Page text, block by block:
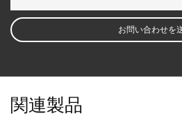
お問い合わせを
関連製品